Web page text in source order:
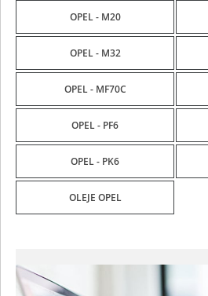
OPEL - M20
OPEL - M32
OPEL - MF70C
OPEL - PF6
OPEL - PK6
OLEJE OPEL